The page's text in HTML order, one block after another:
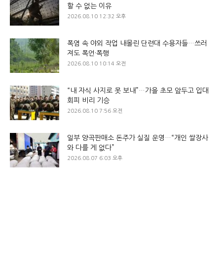
할 수 없는 이유
2026.08.10 12:32 오후
폭염 속 야외 작업 내몰린 단련대 수용자들…쓰러
져도 폭언·폭행
2026.08.10 10:14 오전
“내 자식 사지로 못 보내”…가을 초모 앞두고 입대
회피 비리 기승
2026.08.10 7:56 오전
일부 양곡판매소 돈주가 실질 운영…“개인 쌀장사
와 다를 게 없다”
2026.08.07 6:03 오후